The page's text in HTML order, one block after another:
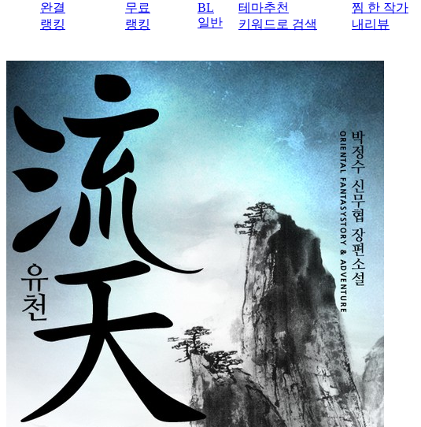
완결
랭킹
무료
랭킹
BL
일반
테마추천
키워드로 검색
찜 한 작가
내리뷰